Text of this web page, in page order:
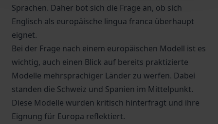
Sprachen. Daher bot sich die Frage an, ob sich
Englisch als europäische lingua franca überhaupt
eignet.
Bei der Frage nach einem europäischen Modell ist es
wichtig, auch einen Blick auf bereits praktizierte
Modelle mehrsprachiger Länder zu werfen. Dabei
standen die Schweiz und Spanien im Mittelpunkt.
Diese Modelle wurden kritisch hinterfragt und ihre
Eignung für Europa reflektiert.